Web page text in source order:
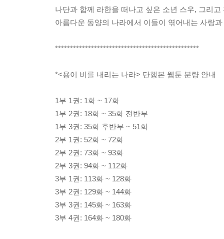
나단과 함께 라한을 떠나고 싶은 소년 스우, 그리고
아름다운 동양의 나라에서 이들이 엮어내는 사랑
************************************************
*<용이 비를 내리는 나라> 단행본 웹툰 분량 안내
1부 1권: 1화 ~ 17화
1부 2권: 18화 ~ 35화 전반부
1부 3권: 35화 후반부 ~ 51화
2부 1권: 52화 ~ 72화
2부 2권: 73화 ~ 93화
2부 3권: 94화 ~ 112화
3부 1권: 113화 ~ 128화
3부 2권: 129화 ~ 144화
3부 3권: 145화 ~ 163화
3부 4권: 164화 ~ 180화